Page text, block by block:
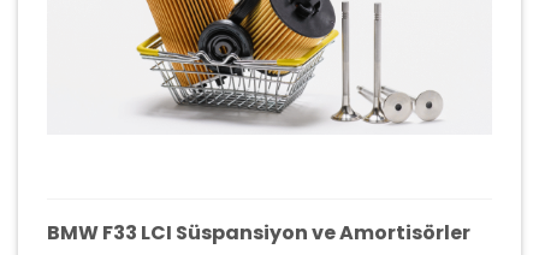
BMW F33 LCI Süspansiyon ve Amortisörler